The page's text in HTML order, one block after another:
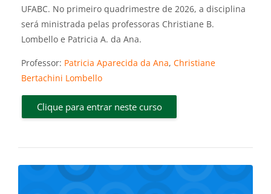
UFABC. No primeiro quadrimestre de 2026, a disciplina
será ministrada pelas professoras Christiane B.
Lombello e Patricia A. da Ana.
Professor: Patricia Aparecida da Ana, Christiane
Bertachini Lombello
Clique para entrar neste curso